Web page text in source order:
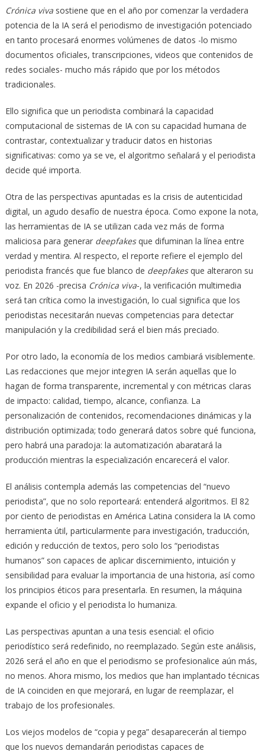
Crónica viva sostiene que en el año por comenzar la verdadera
potencia de la IA será el periodismo de investigación potenciado
en tanto procesará enormes volúmenes de datos -lo mismo
documentos oficiales, transcripciones, videos que contenidos de
redes sociales- mucho más rápido que por los métodos
tradicionales.
Ello significa que un periodista combinará la capacidad
computacional de sistemas de IA con su capacidad humana de
contrastar, contextualizar y traducir datos en historias
significativas: como ya se ve, el algoritmo señalará y el periodista
decide qué importa.
Otra de las perspectivas apuntadas es la crisis de autenticidad
digital, un agudo desafío de nuestra época. Como expone la nota,
las herramientas de IA se utilizan cada vez más de forma
maliciosa para generar deepfakesque difuminan la línea entre
verdad y mentira. Al respecto, el reporte refiere el ejemplo del
periodista francés que fue blanco de deepfakesque alteraron su
voz. En 2026 -precisa Crónica viva-, la verificación multimedia
será tan crítica como la investigación, lo cual significa que los
periodistas necesitarán nuevas competencias para detectar
manipulación y la credibilidad será el bien más preciado.
Por otro lado, la economía de los medios cambiará visiblemente.
Las redacciones que mejor integren IA serán aquellas que lo
hagan de forma transparente, incremental y con métricas claras
de impacto: calidad, tiempo, alcance, confianza. La
personalización de contenidos, recomendaciones dinámicas y la
distribución optimizada; todo generará datos sobre qué funciona,
pero habrá una paradoja: la automatización abaratará la
producción mientras la especialización encarecerá el valor.
El análisis contempla además las competencias del “nuevo
periodista”, que no solo reporteará: entenderá algoritmos. El 82
por ciento de periodistas en América Latina considera la IA como
herramienta útil, particularmente para investigación, traducción,
edición y reducción de textos, pero solo los “periodistas
humanos” son capaces de aplicar discernimiento, intuición y
sensibilidad para evaluar la importancia de una historia, así como
los principios éticos para presentarla. En resumen, la máquina
expande el oficio y el periodista lo humaniza.
Las perspectivas apuntan a una tesis esencial: el oficio
periodístico será redefinido, no reemplazado. Según este análisis,
2026 será el año en que el periodismo se profesionalice aún más,
no menos. Ahora mismo, los medios que han implantado técnicas
de IA coinciden en que mejorará, en lugar de reemplazar, el
trabajo de los profesionales.
Los viejos modelos de “copia y pega” desaparecerán al tiempo
que los nuevos demandarán periodistas capaces de